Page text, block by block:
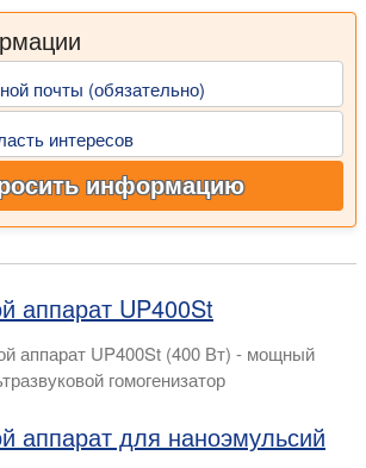
почты (обязательно)
интересов
информацию
аппарат UP400St
аппарат UP400St (400 Вт) - мощный
гомогенизатор
аппарат для наноэмульсий